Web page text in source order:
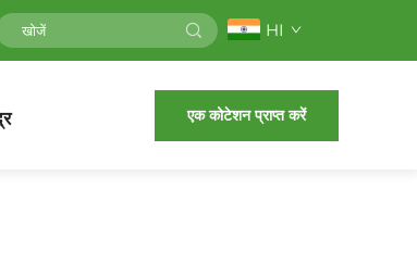
HI
एक कोटेशन प्राप्त करें